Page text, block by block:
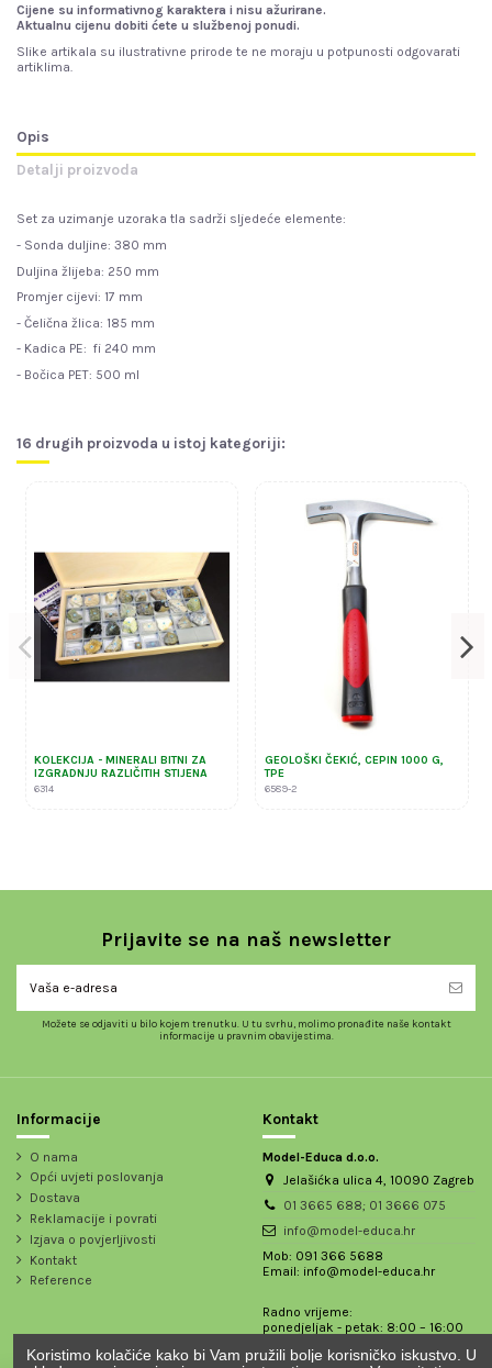
Cijene su informativnog karaktera i nisu ažurirane.
Aktualnu cijenu dobiti ćete u službenoj ponudi.
Slike artikala su ilustrativne prirode te ne moraju u potpunosti odgovarati
artiklima.
Opis
Detalji proizvoda
Set za uzimanje uzoraka tla sadrži sljedeće elemente:
- Sonda duljine: 380 mm
Duljina žlijeba: 250 mm
Promjer cijevi: 17 mm
- Čelična žlica: 185 mm
- Kadica PE: fi 240 mm
- Bočica PET: 500 ml
16 drugih proizvoda u istoj kategoriji:
KOLEKCIJA - MINERALI BITNI ZA
IZGRADNJU RAZLIČITIH STIJENA
6314
GEOLOŠKI ČEKIĆ, CEPIN 1000 G,
TPE
6589-2
Prijavite se na naš newsletter
Možete se odjaviti u bilo kojem trenutku. U tu svrhu, molimo pronađite naše kontakt
informacije u pravnim obavijestima.
Informacije
O nama
Opći uvjeti poslovanja
Dostava
Reklamacije i povrati
Izjava o povjerljivosti
Kontakt
Reference
Kontakt
Model-Educa d.o.o.
Jelašićka ulica 4, 10090 Zagreb
01 3665 688; 01 3666 075
info@model-educa.hr
Mob: 091 366 5688
Email: info@model-educa.hr
Radno vrijeme:
ponedjeljak - petak: 8:00 – 16:00
Koristimo kolačiće kako bi Vam pružili bolje korisničko iskustvo. U